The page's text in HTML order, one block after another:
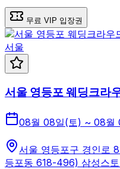
무료 VIP 입장권
서울
서울 영등포 웨딩크라
08월 08일(토) ~ 08월
서울 영등포구 경인로
등포동 618-496) 삼성스